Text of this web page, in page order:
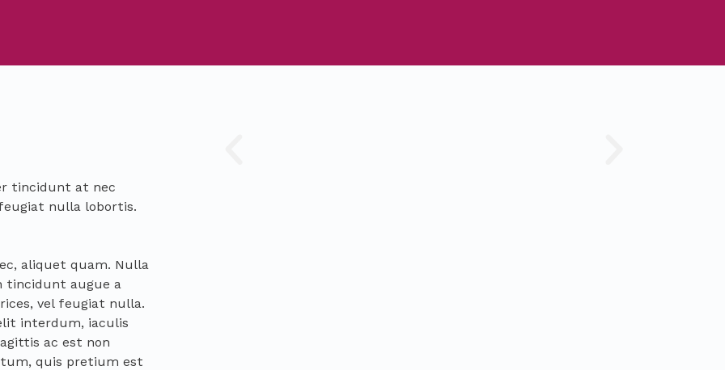
tincidunt at nec
nulla lobortis.
aliquet quam. Nulla
tincidunt augue a
vel feugiat nulla.
interdum, iaculis
ac est non
quis pretium est